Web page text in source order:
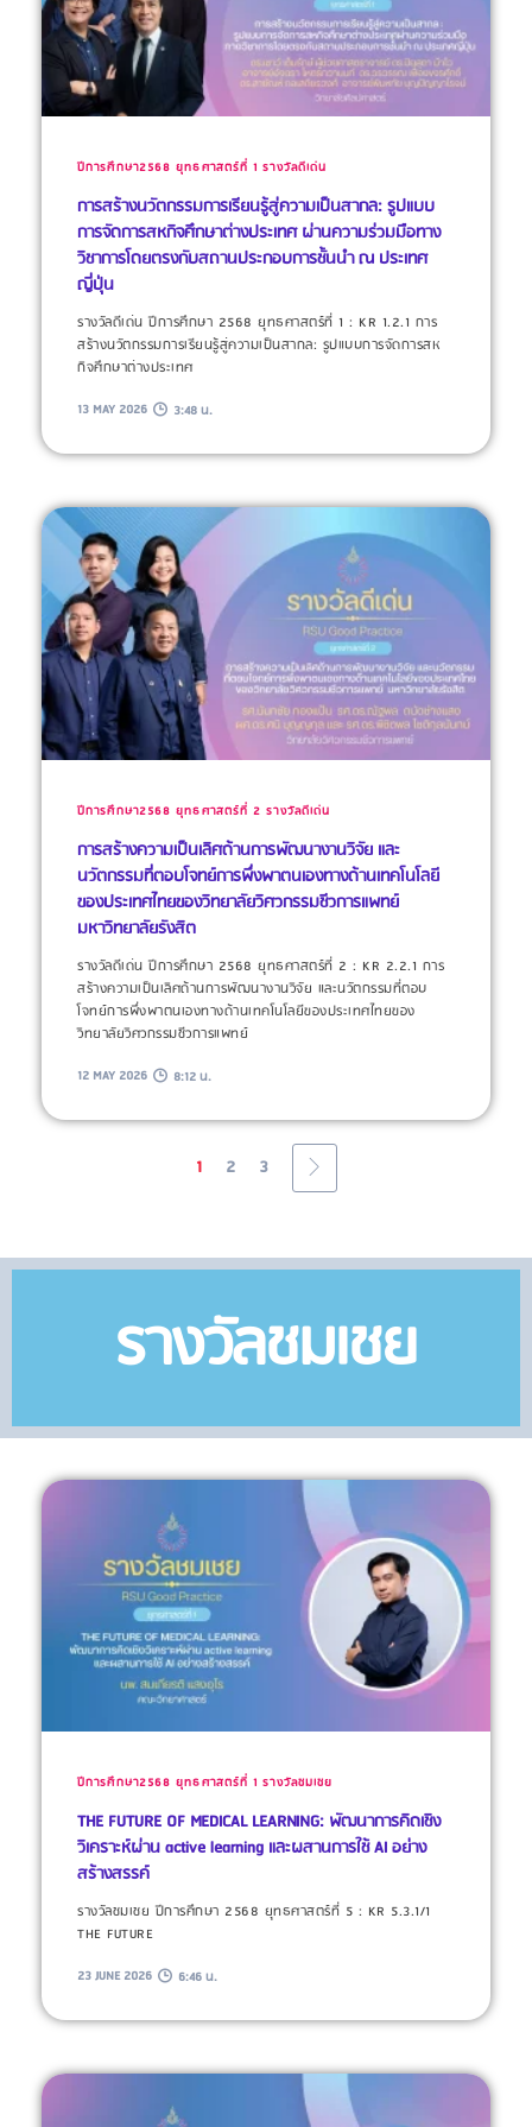
ปีการศึกษา2568 ยุทธศาสตร์ที่ 1 รางวัลดีเด่น
การสร้างนวัตกรรมการเรียนรู้สู่ความเป็นสากล: รูปแบบ
การจัดการสหกิจศึกษาต่างประเทศ ผ่านความร่วมมือทาง
วิชาการโดยตรงกับสถานประกอบการชั้นนำ ณ ประเทศ
ญี่ปุ่น
รางวัลดีเด่น ปีการศึกษา 2568 ยุทธศาสตร์ที่ 1 : KR 1.2.1 การ
สร้างนวัตกรรมการเรียนรู้สู่ความเป็นสากล: รูปแบบการจัดการสห
กิจศึกษาต่างประเทศ
13 MAY 2026 3:48 น.
ปีการศึกษา2568 ยุทธศาสตร์ที่ 2 รางวัลดีเด่น
การสร้างความเป็นเลิศด้านการพัฒนางานวิจัย และ
นวัตกรรมที่ตอบโจทย์การพึ่งพาตนเองทางด้านเทคโนโลยี
ของประเทศไทยของวิทยาลัยวิศวกรรมชีวการแพทย์
มหาวิทยาลัยรังสิต
รางวัลดีเด่น ปีการศึกษา 2568 ยุทธศาสตร์ที่ 2 : KR 2.2.1 การ
สร้างความเป็นเลิศด้านการพัฒนางานวิจัย และนวัตกรรมที่ตอบ
โจทย์การพึ่งพาตนเองทางด้านเทคโนโลยีของประเทศไทยของ
วิทยาลัยวิศวกรรมชีวการแพทย์
12 MAY 2026 8:12 น.
1 2 3
รางวัลชมเชย
ปีการศึกษา2568 ยุทธศาสตร์ที่ 1 รางวัลชมเชย
THE FUTURE OF MEDICAL LEARNING: พัฒนาการคิดเชิง
วิเคราะห์ผ่าน active learning และผสานการใช้ AI อย่าง
สร้างสรรค์
รางวัลชมเชย ปีการศึกษา 2568 ยุทธศาสตร์ที่ 5 : KR 5.3.1/1
THE FUTURE
23 JUNE 2026 6:46 น.